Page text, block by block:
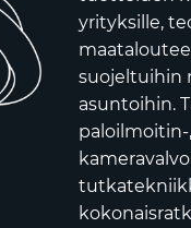
yrityksille,
suojeltuihin
asuntoihin.
paloilmoitin-